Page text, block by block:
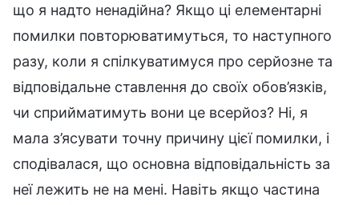
що я надто ненадійна? Якщо ці елементарні
помилки повторюватимуться, то наступного
разу, коли я спілкуватимуся про серйозне та
відповідальне ставлення до своїх обов’язків,
чи сприйматимуть вони це всерйоз? Ні, я
мала з’ясувати точну причину цієї помилки, і
сподівалася, що основна відповідальність за
неї лежить не на мені. Навіть якщо частина